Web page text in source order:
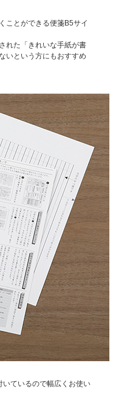
ことができる便箋B5サイ
れた「きれいな手紙が書
いという方にもおすすめ
ているので幅広くお使い